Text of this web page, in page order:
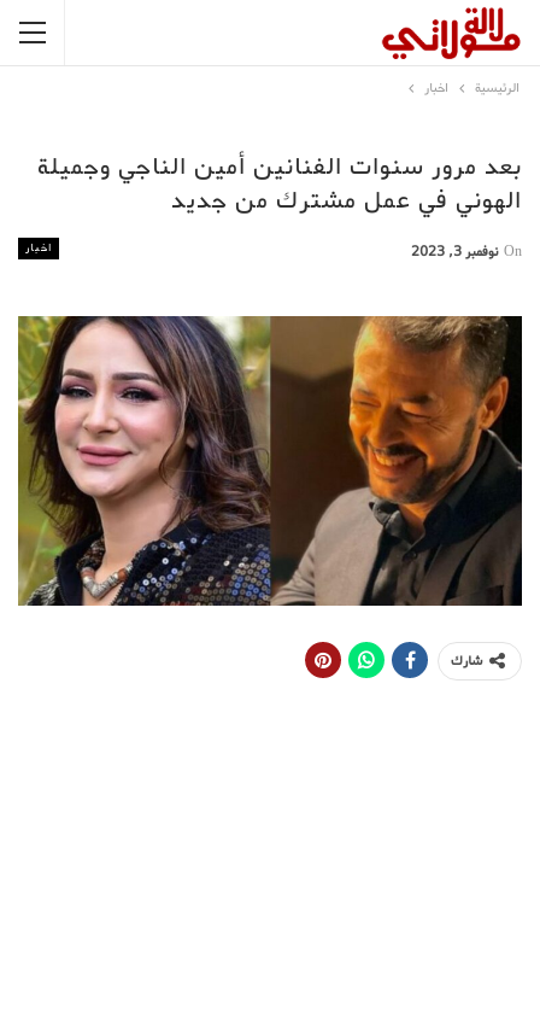
الرئيسية اخبار
بعد مرور سنوات الفنانين أمين الناجي وجميلة
الهوني في عمل مشترك من جديد
اخبار On نوفمبر 3, 2023
شارك